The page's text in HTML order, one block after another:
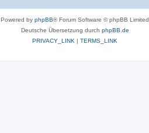
Powered by phpBB® Forum Software © phpBB Limited
Deutsche Übersetzung durch phpBB.de
PRIVACY_LINK | TERMS_LINK